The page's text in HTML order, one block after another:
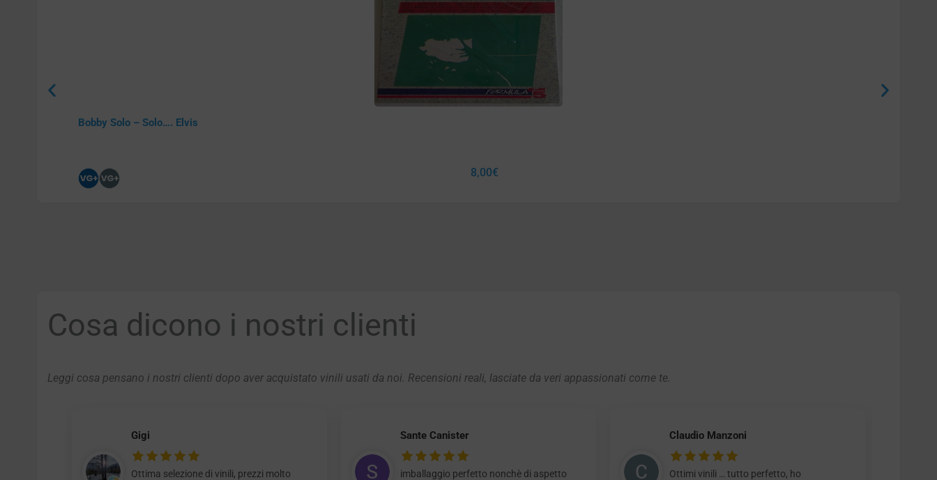
Bobby Solo – Solo…. Elvis
8,00€
Cosa dicono i nostri clienti
Leggi cosa pensano i nostri clienti dopo aver acquistato vinili usati da noi. Recensioni reali, lasciate da veri appassionati come te.
Gigi
Ottima selezione di vinili, prezzi molto
Sante Canister
imballaggio perfetto nonchè di aspetto
Claudio Manzoni
Ottimi vinili … tutto perfetto, ho